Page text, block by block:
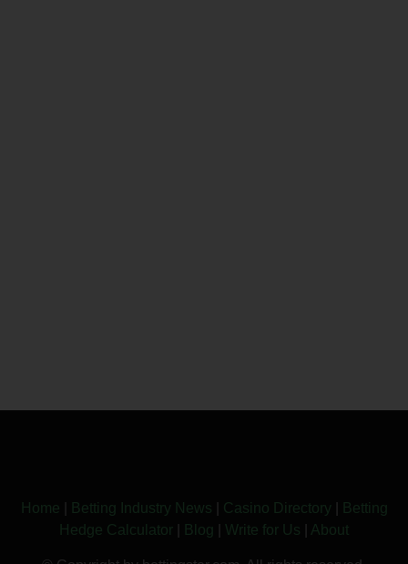
Home Betting Industry News Casino Directory
Betting
Hedge Calculator
Blog Write for Us About